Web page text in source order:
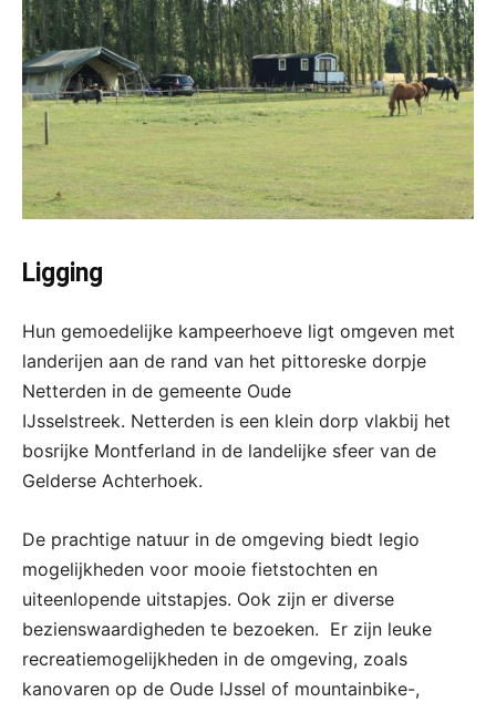
Ligging
Hun gemoedelijke kampeerhoeve ligt omgeven met
landerijen aan de rand van het pittoreske dorpje
Netterden in de gemeente Oude
IJsselstreek. Netterden is een klein dorp vlakbij het
bosrijke Montferland in de landelijke sfeer van de
Gelderse Achterhoek.
De prachtige natuur in de omgeving biedt legio
mogelijkheden voor mooie fietstochten en
uiteenlopende uitstapjes. Ook zijn er diverse
bezienswaardigheden te bezoeken. Er zijn leuke
recreatiemogelijkheden in de omgeving, zoals
kanovaren op de Oude IJssel of mountainbike-,